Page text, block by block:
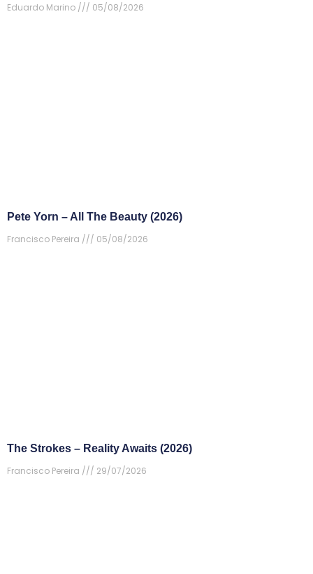
Eduardo Marino
05/08/2026
Pete Yorn – All The Beauty (2026)
Francisco Pereira
05/08/2026
The Strokes – Reality Awaits (2026)
Francisco Pereira
29/07/2026